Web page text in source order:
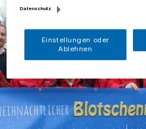
Datenschutz
Einstellungen oder
Ablehnen